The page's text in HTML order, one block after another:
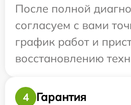
После полной
согласуем с вами
график работ и
восстановлению
4
Гарантия